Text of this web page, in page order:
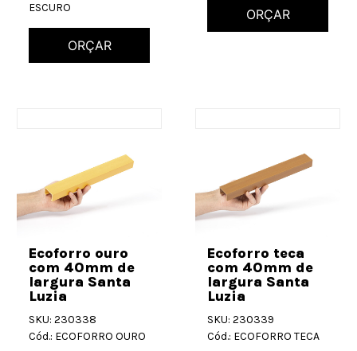
ESCURO
ORÇAR
ORÇAR
Ecoforro ouro
com 40mm de
largura Santa
Luzia
SKU: 230338
Cód.: ECOFORRO OURO
Ecoforro teca
com 40mm de
largura Santa
Luzia
SKU: 230339
Cód.: ECOFORRO TECA